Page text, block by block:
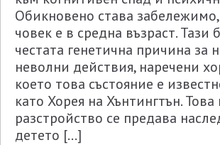
Обикновено става забележимо,
човек е в средна възраст. Тази
честата генетична причина за
неволни действия, наречени
което това състояние е
като Хорея на Хънтингтън. Това
разстройство се предава
детето […]